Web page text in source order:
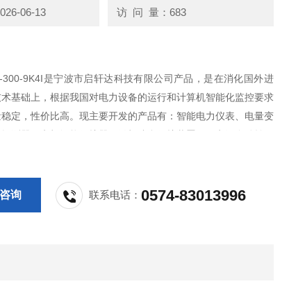
06-13 访 问 量：683
300-9K4I是宁波市启轩达科技有限公司产品，是在消化国外进
基础上，根据我国对电力设备的运行和计算机智能化监控要求
定，性价比高。现主要开发的产品有：智能电力仪表、电量变
探测器、电机智能保护器、微机综合保护装置、双电源自动转换
询 联系电话：0574-83013996